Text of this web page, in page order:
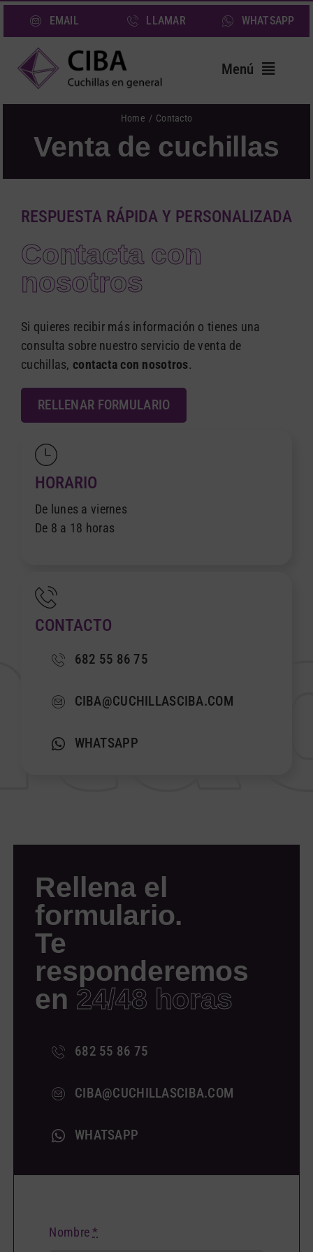
Saltar
contenido
EMAIL LLAMAR WHATSAPP
Menú
Cuchillas
Noticias
Contacto
Venta de cuchillas
Home Contacto
RESPUESTA RÁPIDA Y PERSONALIZADA
Contacta con
nosotros
Si quieres recibir más información o tienes una
consulta sobre nuestro servicio de venta de
cuchillas, contacta con nosotros.
RELLENAR FORMULARIO
HORARIO
De lunes a viernes
De 8 a 18 horas
CONTACTO
682 55 86 75
CIBA@CUCHILLASCIBA.COM
WHATSAPP
Rellena el
formulario.
Te
responderemos
en 24/48 horas
682 55 86 75
CIBA@CUCHILLASCIBA.COM
WHATSAPP
Nombre*